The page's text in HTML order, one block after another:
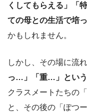
くしてもらえる」「
ての母との生活で培
かもしれません。
しかし、その場に流
っ…」「重…」とい
クラスメートたちの
と、その後の「ぽつ